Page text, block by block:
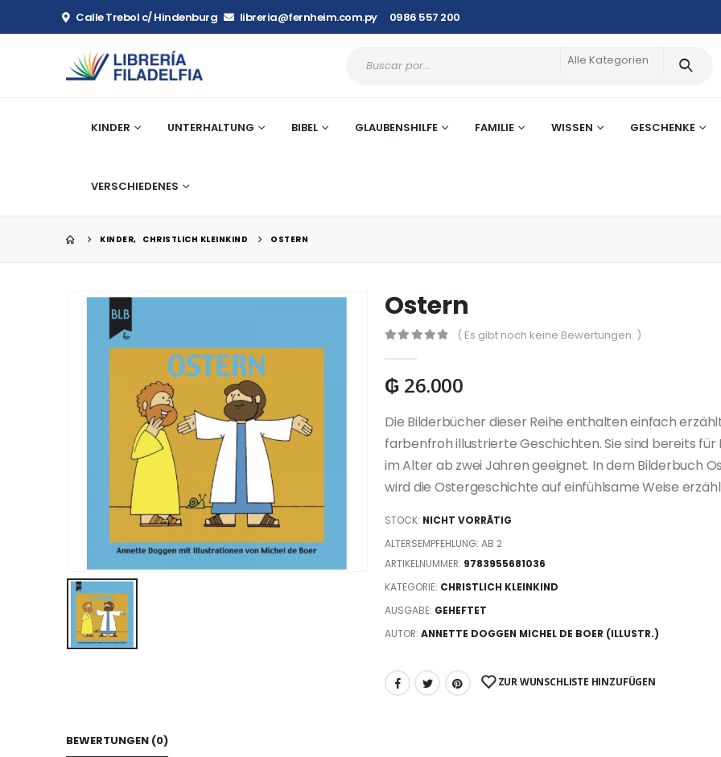
Calle Trebol c/ Hindenburg libreria@fernheim.com.py 0986 557 200
Alle Kategorien
KINDER UNTERHALTUNG BIBEL GLAUBENSHILFE FAMILIE WISSEN GESCHENKE
VERSCHIEDENES
KINDER, CHRISTLICH KLEINKIND OSTERN
Ostern
( Es gibt noch keine Bewertungen. )
₲ 26.000
Die Bilderbücher dieser Reihe enthalten einfach
farbenfroh illustrierte Geschichten. Sie sind bereits für
im Alter ab zwei Jahren geeignet. In dem Bilderbuch
wird die Ostergeschichte auf einfühlsame Weise
STOCK: NICHT VORRÄTIG
ALTERSEMPFEHLUNG: AB 2
ARTIKELNUMMER: 9783955681036
KATEGORIE: CHRISTLICH KLEINKIND
AUSGABE: GEHEFTET
AUTOR: ANNETTE DOGGEN MICHEL DE BOER (ILLUSTR.)
ZUR WUNSCHLISTE HINZUFÜGEN
BEWERTUNGEN (0)